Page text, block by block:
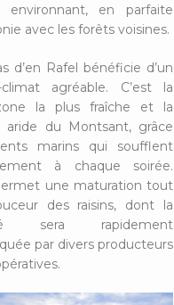
environnant, en parfaite
avec les forêts voisines.
d’en Rafel bénéficie d’un
climat agréable. C’est la
la plus fraîche et la
aride du Montsant, grâce
marins qui soufflent
à chaque soirée.
une maturation tout
des raisins, dont la
sera rapidement
par divers producteurs